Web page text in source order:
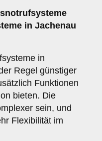
in Jachenau
in
Regel günstiger
Funktionen
bieten. Die
sein, und
Flexibilität im